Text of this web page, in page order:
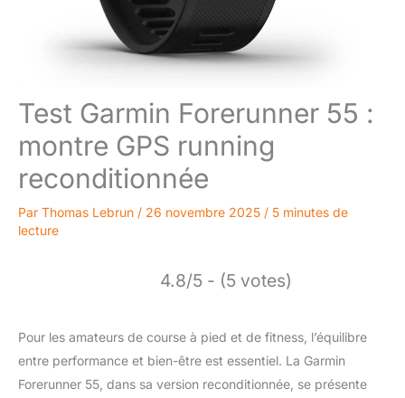
Test Garmin Forerunner 55 :
montre GPS running
reconditionnée
Par Thomas Lebrun / 26 novembre 2025 / 5 minutes de
lecture
4.8/5 - (5 votes)
Pour les amateurs de course à pied et de fitness, l’équilibre
entre performance et bien-être est essentiel. La Garmin
Forerunner 55, dans sa version reconditionnée, se présente